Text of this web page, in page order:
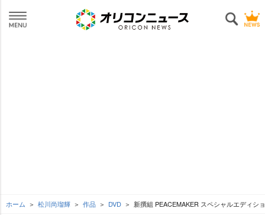
ホーム 松川尚瑠輝 作品 DVD 新撰組 PEACEMAKER スペシャルエディシ